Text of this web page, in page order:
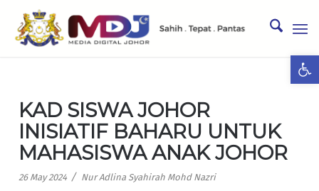
KAD SISWA JOHOR
INISIATIF BAHARU UNTUK
MAHASISWA ANAK JOHOR
26 May 2024 / Nur Adlina Syahirah Mohd Nazri